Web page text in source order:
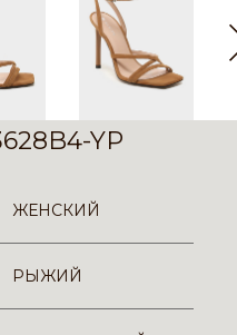
YP
ЖЕНСКИЙ
РЫЖИЙ